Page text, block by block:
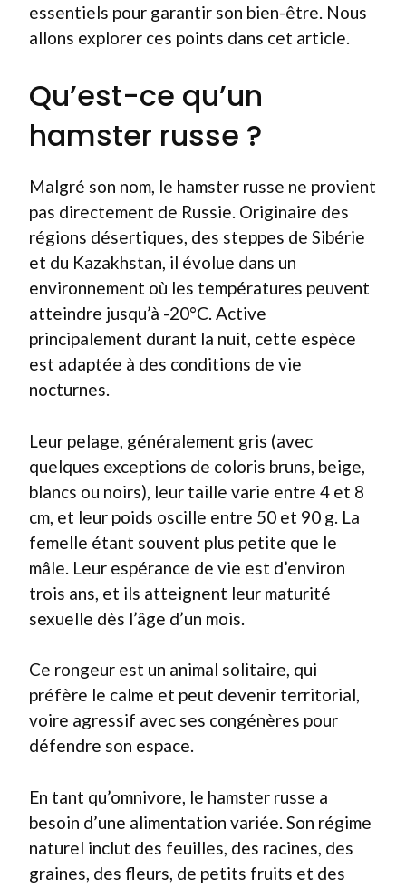
essentiels pour garantir son bien-être. Nous
allons explorer ces points dans cet article.
Qu’est-ce qu’un
hamster russe ?
Malgré son nom, le hamster russe ne provient
pas directement de Russie. Originaire des
régions désertiques, des steppes de Sibérie
et du Kazakhstan, il évolue dans un
environnement où les températures peuvent
atteindre jusqu’à -20°C. Active
principalement durant la nuit, cette espèce
est adaptée à des conditions de vie
nocturnes.
Leur pelage, généralement gris (avec
quelques exceptions de coloris bruns, beige,
blancs ou noirs), leur taille varie entre 4 et 8
cm, et leur poids oscille entre 50 et 90 g. La
femelle étant souvent plus petite que le
mâle. Leur espérance de vie est d’environ
trois ans, et ils atteignent leur maturité
sexuelle dès l’âge d’un mois.
Ce rongeur est un animal solitaire, qui
préfère le calme et peut devenir territorial,
voire agressif avec ses congénères pour
défendre son espace.
En tant qu’omnivore, le hamster russe a
besoin d’une alimentation variée. Son régime
naturel inclut des feuilles, des racines, des
graines, des fleurs, de petits fruits et des